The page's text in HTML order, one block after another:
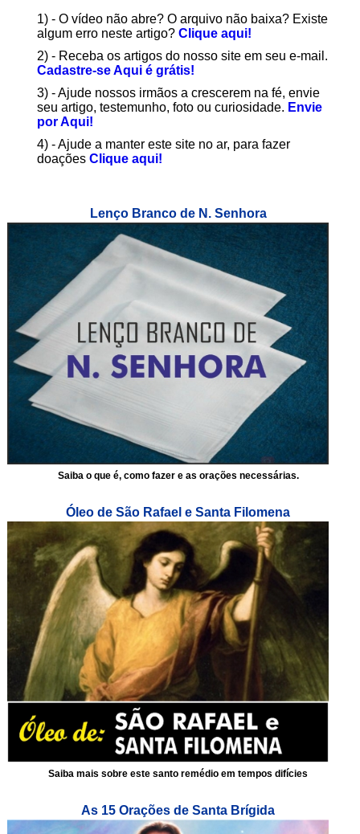
1) - O vídeo não abre? O arquivo não baixa? Existe
algum erro neste artigo? Clique aqui!
2) - Receba os artigos do nosso site em seu e-mail.
Cadastre-se Aqui é grátis!
3) - Ajude nossos irmãos a crescerem na fé, envie
seu artigo, testemunho, foto ou curiosidade. Envie
por Aqui!
4) - Ajude a manter este site no ar, para fazer
doações Clique aqui!
Lenço Branco de N. Senhora
Saiba o que é, como fazer e as orações necessárias.
Óleo de São Rafael e Santa Filomena
Saiba mais sobre este santo remédio em tempos difícies
As 15 Orações de Santa Brígida